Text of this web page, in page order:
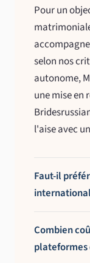
Pour un
selon nos
autonome,
une mise en
l'aise avec
Faut-il
Combien
plateformes